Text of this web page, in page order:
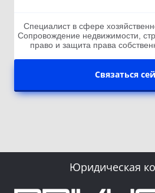
Специалист в сфере
Сопровождение недвижимости,
право и защита права
Связаться
Юридическая